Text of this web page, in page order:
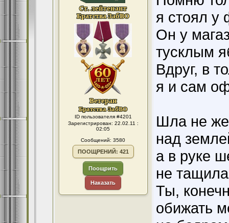
ID пользователя #4201
Зарегистрирован: 22.02.11 :
02:05
Сообщений: 3580
ПООЩРЕНИЙ: 421
Поощрить
Наказать
я стоял у
Он у
тусклым
Вдруг, в
я и сам
Шла не
над
а в руке
не
Ты,
обижать